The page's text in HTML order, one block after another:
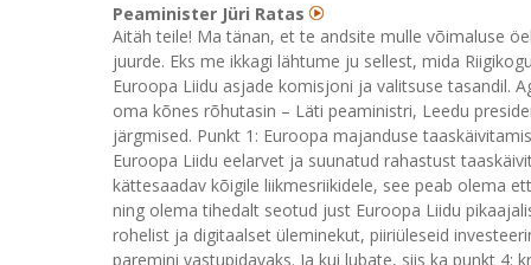
Peaminister Jüri Ratas
Aitäh teile! Ma tänan, et te andsite mulle võimaluse
juurde. Eks me ikkagi lähtume ju sellest, mida
Euroopa Liidu asjade komisjoni ja valitsuse tasandil.
oma kõnes rõhutasin – Läti peaministri, Leedu
järgmised. Punkt 1: Euroopa majanduse
Euroopa Liidu eelarvet ja suunatud rahastust
kättesaadav kõigile liikmesriikidele, see peab olema
ning olema tihedalt seotud just Euroopa Liidu
rohelist ja digitaalset üleminekut, piiriüleseid
paremini vastupidavaks. Ja kui lubate, siis ka punkt